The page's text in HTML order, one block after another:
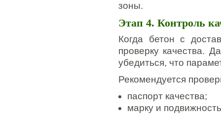
зоны.
Этап 4. Контроль
Когда бетон с
проверку качества.
убедиться, что
Рекомендуется
паспорт качества;
марку и